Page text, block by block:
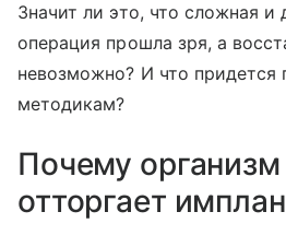
Значит ли это, что сложная и
операция прошла зря, а
невозможно? И что придется
методикам?
Почему организм
отторгает